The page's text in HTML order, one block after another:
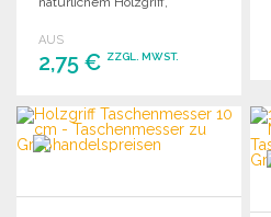
Sicherheitsmechanismus.
Lieferung in individueller
AUS
2,75 € ZZGL. MWST.
BESTELLEN
Angebot anfordern